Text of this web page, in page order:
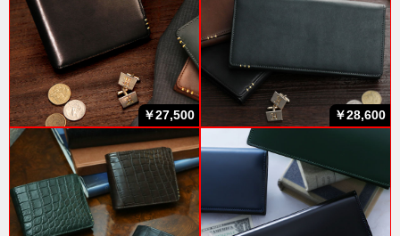
￥27,500 ￥28,600